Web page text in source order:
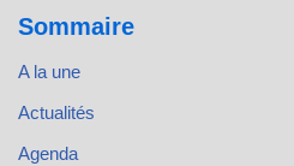
Sommaire
A la une
Actualités
Agenda